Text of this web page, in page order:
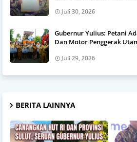
Juli 30, 2026
Gubernur Yulius: Petani
Dan Motor Penggerak
Juli 29, 2026
BERITA LAINNYA